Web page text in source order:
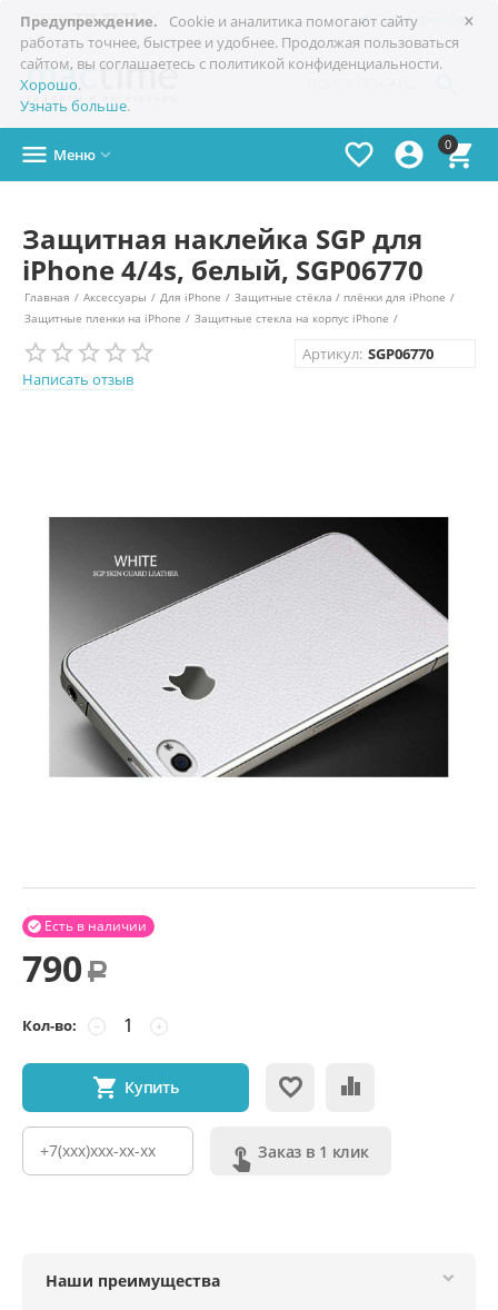
×
Предупреждение.
Cookie и аналитика помогают сайту
работать точнее, быстрее и удобнее. Продолжая пользоваться
сайтом, вы соглашаетесь с политикой конфиденциальности.
Хорошо.
Узнать больше.
Симферополь
+7(978)773-77-77 
0



 Меню 
Защитная наклейка SGP для
iPhone 4/4s, белый, SGP06770
Главная / Аксессуары / Для iPhone / Защитные стёкла / плёнки для iPhone /
Защитные пленки на iPhone / Защитные стекла на корпус iPhone /
Написать отзыв
Артикул: SGP06770
Есть в наличии

790 Р
Кол-во: +
−
Купить
Заказ в 1 клик
Наши преимущества